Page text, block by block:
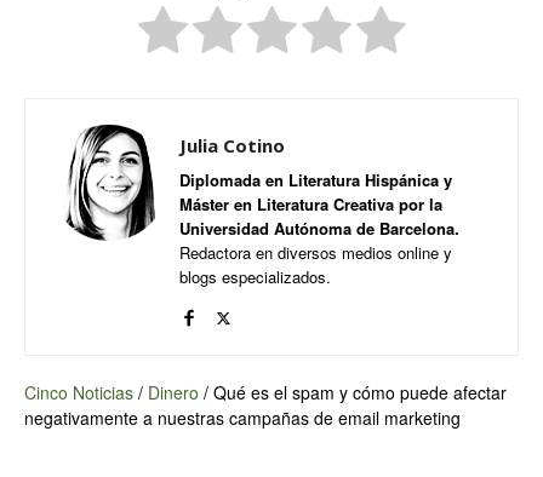
Julia Cotino
Diplomada en Literatura Hispánica y
Máster en Literatura Creativa por la
Universidad Autónoma de Barcelona.
Redactora en diversos medios online y
blogs especializados.
Cinco Noticias / Dinero / Qué es el spam y cómo puede afectar
negativamente a nuestras campañas de email marketing